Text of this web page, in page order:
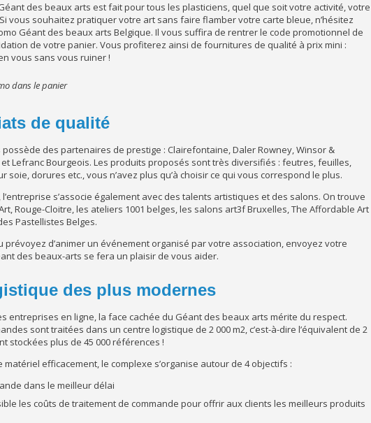
des beaux arts est fait pour tous les plasticiens, quel que soit votre activité, votre
vous souhaitez pratiquer votre art sans faire flamber votre carte bleue, n’hésitez
Géant des beaux arts Belgique. Il vous suffira de rentrer le code promotionnel de
de votre panier. Vous profiterez ainsi de fournitures de qualité à prix mini :
vous sans vous ruiner !
dans le panier
de qualité
des partenaires de prestige : Clairefontaine, Daler Rowney, Winsor &
Lefranc Bourgeois. Les produits proposés sont très diversifiés : feutres, feuilles,
soie, dorures etc., vous n’avez plus qu’à choisir ce qui vous correspond le plus.
s’associe également avec des talents artistiques et des salons. On trouve
Rouge-Cloitre, les ateliers 1001 belges, les salons art3f Bruxelles, The Affordable Art
Pastellistes Belges.
prévoyez d’animer un événement organisé par votre association, envoyez votre
des beaux-arts se fera un plaisir de vous aider.
des plus modernes
entreprises en ligne, la face cachée du Géant des beaux arts mérite du respect.
sont traitées dans un centre logistique de 2 000 m2, c’est-à-dire l’équivalent de 2
stockées plus de 45 000 références !
matériel efficacement, le complexe s’organise autour de 4 objectifs :
dans le meilleur délai
les coûts de traitement de commande pour offrir aux clients les meilleurs produits